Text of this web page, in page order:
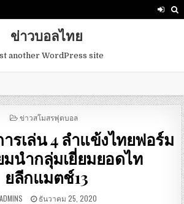
ข่าวบอลไทย
another WordPress site
POSTED
ข่าวสโมสรฟุตบอล
รเล่น 4 ลำแข้งไทยฟอร์ม
มนำกลุ่มเยี่ยมยอดไท
ยลีกแมตช์13
ADMINS ธันวาคม 25, 2020